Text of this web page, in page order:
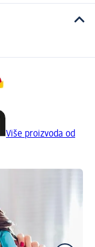
Više proizvoda od